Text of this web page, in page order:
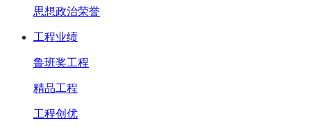
思想政治荣誉
工程业绩
鲁班奖工程
精品工程
工程创优